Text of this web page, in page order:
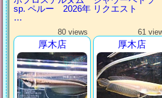
sp. ペルー 2026年
…
リクエスト
80 views
厚木店
61
厚木店